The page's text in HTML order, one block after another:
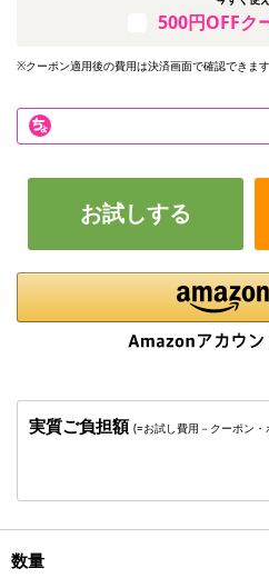
500円OFFク
※クーポン適用後の費用は決済画面で確認できます
お試しする
実質ご負担額 (=お試し費用－クーポン
数量